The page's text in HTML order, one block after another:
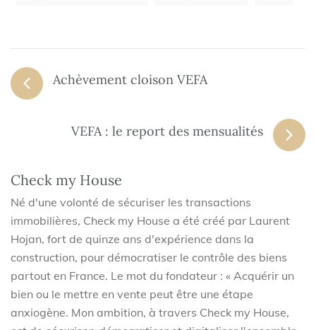
Achèvement cloison VEFA
VEFA : le report des mensualités
Check my House
Né d'une volonté de sécuriser les transactions
immobilières, Check my House a été créé par Laurent
Hojan, fort de quinze ans d'expérience dans la
construction, pour démocratiser le contrôle des biens
partout en France. Le mot du fondateur : « Acquérir un
bien ou le mettre en vente peut être une étape
anxiogène. Mon ambition, à travers Check my House,